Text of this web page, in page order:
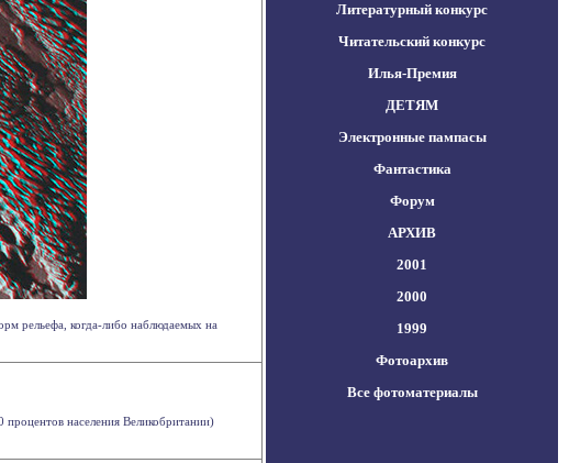
рельефа, когда-либо наблюдаемых на
населения Великобритании)
Литературный конкурс
Читательский конкурс
Илья-Премия
ДЕТЯМ
Электронные пампасы
Фантастика
Форум
АРХИВ
2001
2000
1999
Фотоархив
Все фотоматериалы